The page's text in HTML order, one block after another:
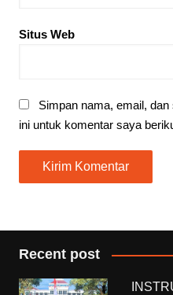
Situs Web
Simpan nama, email,
ini untuk komentar saya
Recent post